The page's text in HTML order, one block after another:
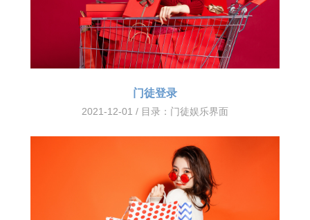
门徒登录
2021-12-01 / 目录： 门徒娱乐界面